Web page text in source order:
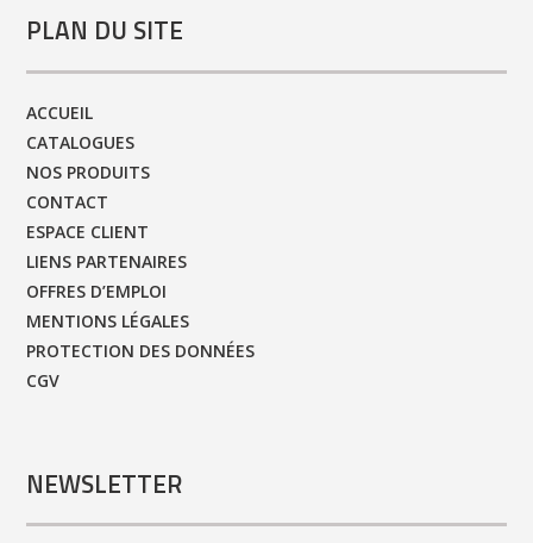
PLAN DU SITE
ACCUEIL
CATALOGUES
NOS PRODUITS
CONTACT
ESPACE CLIENT
LIENS PARTENAIRES
OFFRES D’EMPLOI
MENTIONS LÉGALES
PROTECTION DES DONNÉES
CGV
NEWSLETTER